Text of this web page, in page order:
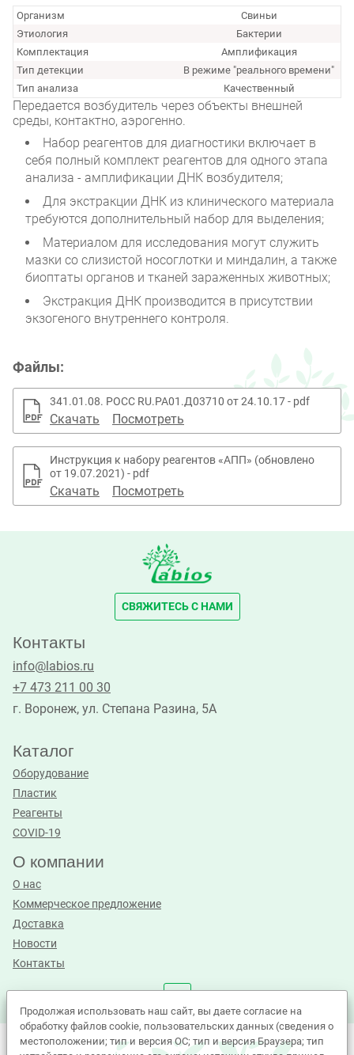
Организм
Свиньи
Этиология
Бактерии
Комплектация
Амплификация
Тип детекции
В режиме "реального времени"
Тип анализа
Качественный
Передается возбудитель через объекты внешней
среды, контактно, аэрогенно.
Набор реагентов для диагностики включает в
себя полный комплект реагентов для одного этапа
анализа - амплификации ДНК возбудителя;
Для экстракции ДНК из клинического материала
требуются дополнительный набор для выделения;
Материалом для исследования могут служить
мазки со слизистой носоглотки и миндалин, а также
биоптаты органов и тканей зараженных животных;
Экстракция ДНК производится в присутствии
экзогеного внутреннего контроля.
Файлы:
341.01.08. РОСС RU.РА01.Д03710 от 24.10.17 - pdf
Скачать Посмотреть
Инструкция к набору реагентов «АПП» (обновлено
от 19.07.2021) - pdf
Скачать Посмотреть
Продолжая использовать наш сайт, вы даете согласие на
обработку файлов cookie, пользовательских данных (сведения о
местоположении; тип и версия ОС; тип и версия Браузера; тип
СВЯЖИТЕСЬ С НАМИ
Контакты
info@labios.ru
+7 473 211 00 30
г. Воронеж, ул. Степана Разина, 5А
Каталог
Оборудование
Пластик
Реагенты
COVID-19
О компании
О нас
Коммерческое предложение
Доставка
Новости
Контакты